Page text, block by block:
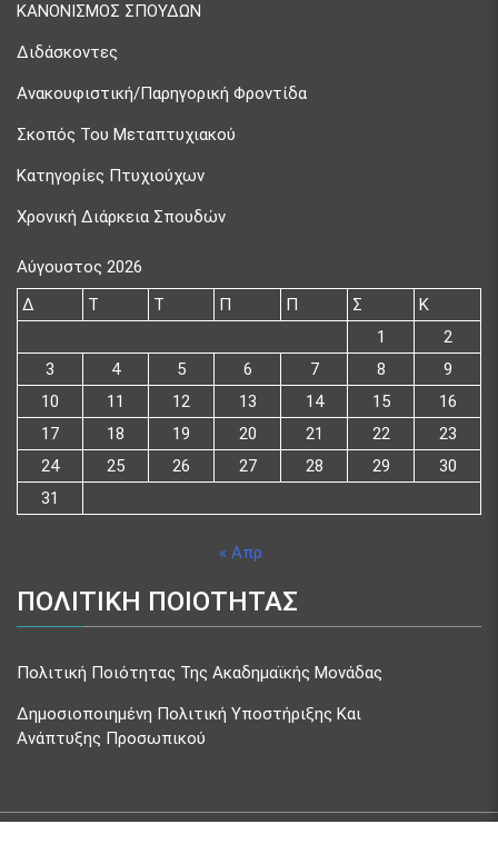
ΚΑΝΟΝΙΣΜΟΣ ΣΠΟΥΔΩΝ
Διδάσκοντες
Ανακουφιστική/Παρηγορική Φροντίδα
Σκοπός Του Μεταπτυχιακού
Κατηγορίες Πτυχιούχων
Χρονική Διάρκεια Σπουδών
Αύγουστος 2026
Δ
Τ Τ Π Π Σ
Κ
1
2
3
4 5 6 7 8
9
10
11 12 13 14 15
16
17
18 19 20 21 22
23
24
25 26 27 28 29
30
31
« Απρ
ΠΟΛΙΤΙΚΗ ΠΟΙΟΤΗΤΑΣ
Πολιτική Ποιότητας Της Ακαδημαϊκής Μονάδας
Δημοσιοποιημένη Πολιτική Υποστήριξης Και
Ανάπτυξης Προσωπικού